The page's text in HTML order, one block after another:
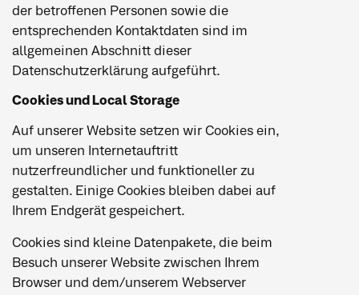
der betroffenen Personen sowie die
entsprechenden Kontaktdaten sind im
allgemeinen Abschnitt dieser
Datenschutzerklärung aufgeführt.
Cookies und Local Storage
Auf unserer Website setzen wir Cookies ein,
um unseren Internetauftritt
nutzerfreundlicher und funktioneller zu
gestalten. Einige Cookies bleiben dabei auf
Ihrem Endgerät gespeichert.
Cookies sind kleine Datenpakete, die beim
Besuch unserer Website zwischen Ihrem
Browser und dem/unserem Webserver